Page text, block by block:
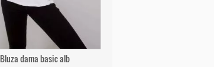
Bluza dama basic alb